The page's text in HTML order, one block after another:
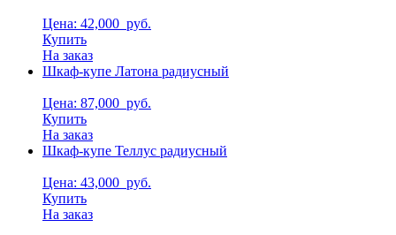
Цена: 42,000 руб.
Купить
На заказ
Шкаф-купе Латона радиусный
Цена: 87,000 руб.
Купить
На заказ
Шкаф-купе Теллус радиусный
Цена: 43,000 руб.
Купить
На заказ